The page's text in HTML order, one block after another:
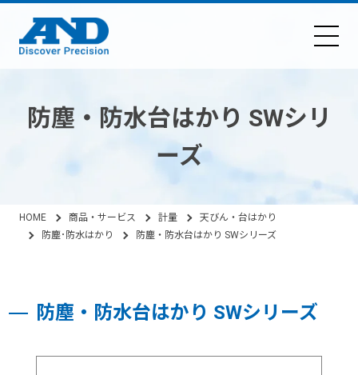
防塵・防水台はかり SWシリ
ーズ
HOME 商品・サービス 計量
天びん・台はかり
防塵･防水はかり
防塵・防水台はかり SWシリーズ
防塵・防水台はかり SWシリーズ